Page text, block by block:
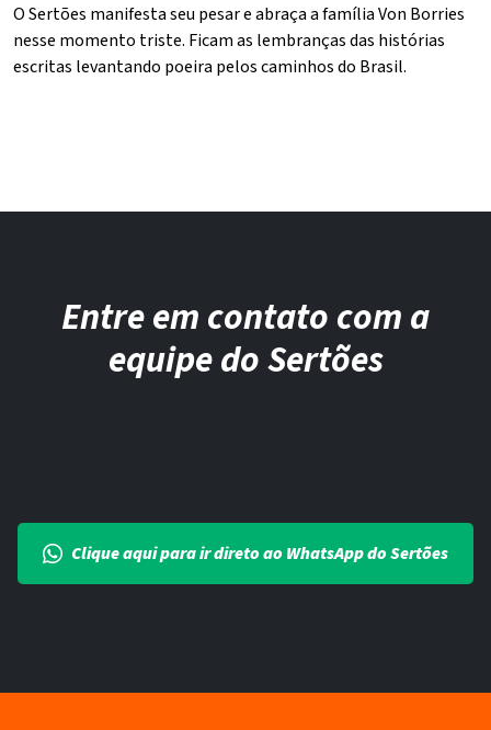
O Sertões manifesta seu pesar e abraça a família Von Borries
nesse momento triste. Ficam as lembranças das histórias
escritas levantando poeira pelos caminhos do Brasil.
Entre em contato com a
equipe do Sertões
Clique aqui para ir direto ao WhatsApp do Sertões